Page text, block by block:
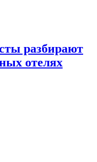
разбирают
отелях